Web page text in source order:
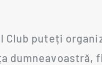
Club puteți
dumneavoastră,